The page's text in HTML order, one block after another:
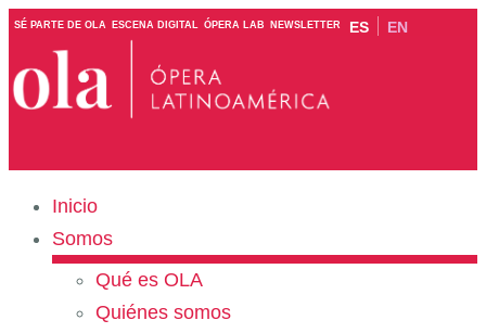
SÉ PARTE DE OLA ESCENA DIGITAL ÓPERA LAB NEWSLETTER ES EN
Inicio
Somos
Qué es OLA
Quiénes somos